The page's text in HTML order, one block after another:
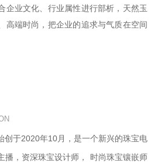
企业文化、行业属性进行部析，天然玉
高端时尚，把企业的追求与气质在空间
创于2020年10月，是一个新兴的珠宝电
播，资深珠宝设计师， 时尚珠宝镶嵌师